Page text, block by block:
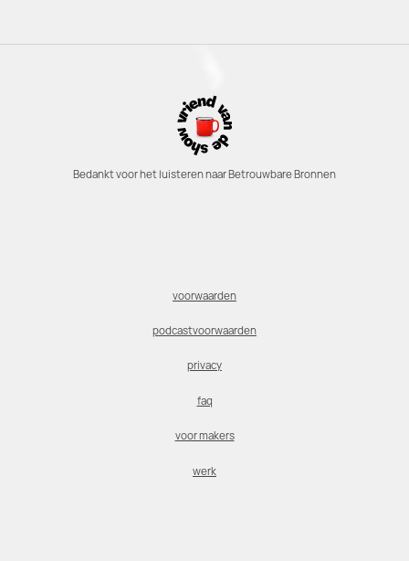
Bedankt voor het luisteren naar Betrouwbare Bronnen
voorwaarden
podcastvoorwaarden
privacy
faq
voor makers
werk